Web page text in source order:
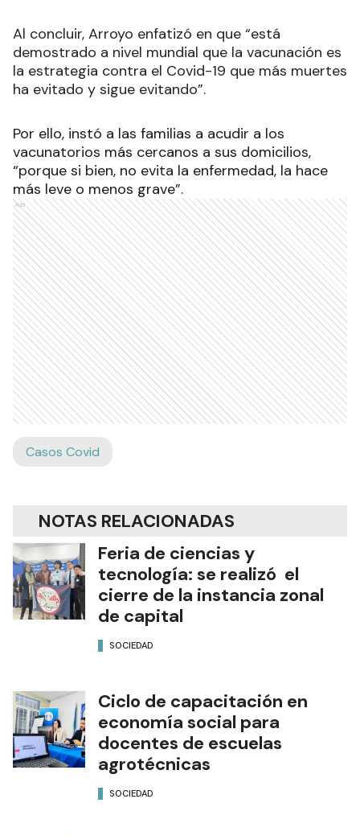
Al concluir, Arroyo enfatizó en que “está
demostrado a nivel mundial que la vacunación es
la estrategia contra el Covid-19 que más muertes
ha evitado y sigue evitando”.
Por ello, instó a las familias a acudir a los
vacunatorios más cercanos a sus domicilios,
“porque si bien, no evita la enfermedad, la hace
más leve o menos grave”.
Ads
Casos Covid
NOTAS RELACIONADAS
Feria de ciencias y
tecnología: se realizó el
cierre de la instancia zonal
de capital
SOCIEDAD
Ciclo de capacitación en
economía social para
docentes de escuelas
agrotécnicas
SOCIEDAD